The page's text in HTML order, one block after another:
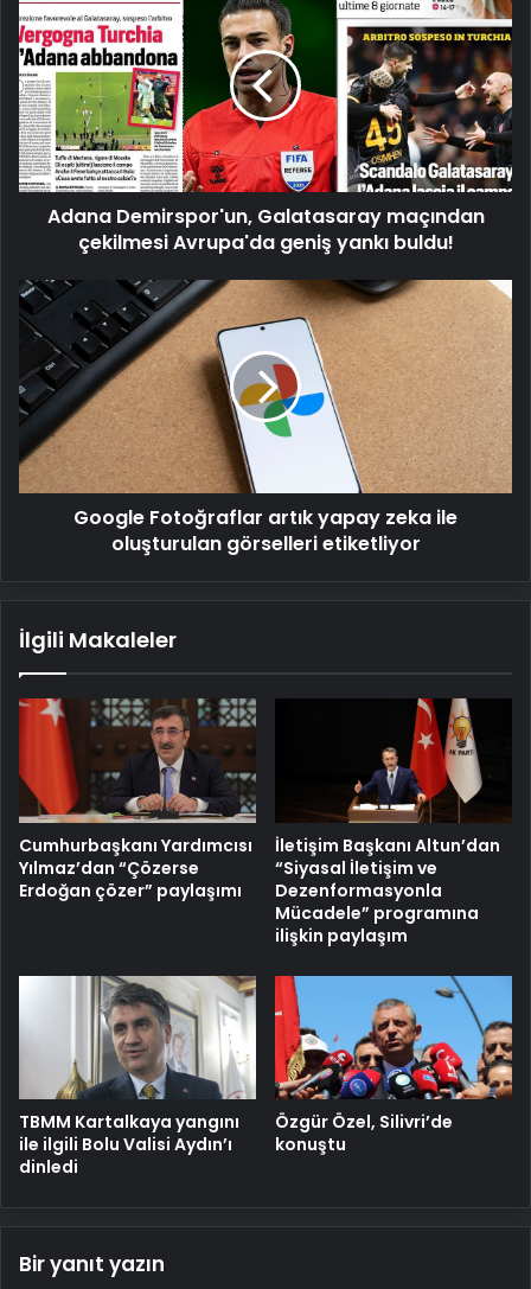
Demirspor'un,
Galatasaray
maçından
çekilmesi
Avrupa'da
geniş
yankı
buldu!
Adana Demirspor'un, Galatasaray maçından
çekilmesi Avrupa'da geniş yankı buldu!
Google
Fotoğraflar
artık
yapay
zeka
ile
oluşturulan
görselleri
etiketliyor
Google Fotoğraflar artık yapay zeka ile
oluşturulan görselleri etiketliyor
İlgili Makaleler
Cumhurbaşkanı Yardımcısı
Yılmaz’dan “Çözerse
Erdoğan çözer” paylaşımı
İletişim Başkanı Altun’dan
“Siyasal İletişim ve
Dezenformasyonla
Mücadele” programına
ilişkin paylaşım
TBMM Kartalkaya yangını
ile ilgili Bolu Valisi Aydın’ı
dinledi
Özgür Özel, Silivri’de
konuştu
Bir yanıt yazın